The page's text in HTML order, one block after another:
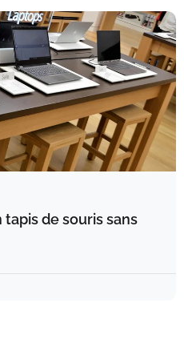
de souris sans